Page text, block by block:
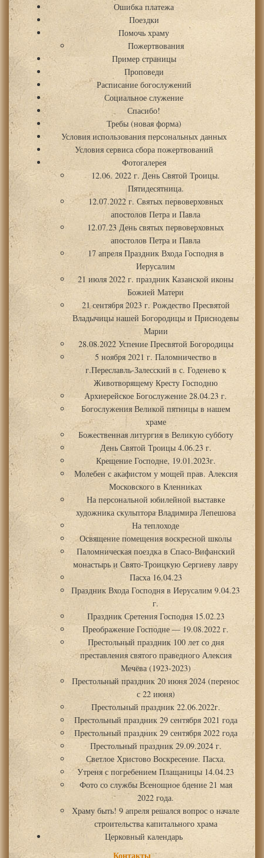
Ошибка платежа
Поездки
Помочь храму
Пожертвования
Пример страницы
Проповеди
Расписание богослужений
Социальное служение
Спасибо!
Требы (новая форма)
Условия использования персональных данных
Условия сервиса сбора пожертвований
Фотогалерея
12.06. 2022 г. День Святой Троицы.
Пятидесятница.
12.07.2022 г. Святых первоверховных
апостолов Петра и Павла
12.07.23 День святых первоверховных
апостолов Петра и Павла
17 апреля Праздник Входа Господня в
Иерусалим
21 июля 2022 г. праздник Казанской иконы
Божией Матери
21 сентября 2023 г. Рождество Пресвятой
Владычицы нашей Богородицы и Приснодевы
Марии
28.08.2022 Успение Пресвятой Богородицы
5 ноября 2021 г. Паломничество в
г.Переславль-Залесский в с. Годенево к
Животворящему Кресту Господню
Архиерейское Богослужение 28.04.23 г.
Богослужения Великой пятницы в нашем
храме
Божественная литургия в Великую субботу
День Святой Троицы 4.06.23 г.
Крещение Господне, 19.01.2023г.
Молебен с акафистом у мощей прав. Алексия
Московского в Кленниках
На персональной юбилейной выставке
художника скульптора Владимира Лепешова
На теплоходе
Освящение помещения воскресной школы
Паломническая поездка в Спасо-Вифанский
монастырь и Свято-Троицкую Сергиеву лавру
Пасха 16.04.23
Праздник Входа Господня в Иерусалим 9.04.23
г.
Праздник Сретения Господня 15.02.23
Преображение Господне — 19.08.2022 г.
Престольный праздник 100 лет со дня
преставления святого праведного Алексия
Мечёва (1923-2023)
Престольный праздник 20 июня 2024 (перенос
с 22 июня)
Престольный праздник 22.06.2022г.
Престольный праздник 29 сентября 2021 года
Престольный праздник 29 сентября 2022 года
Престольный праздник 29.09.2024 г.
Светлое Христово Воскресение. Пасха.
Утреня с погребением Плащаницы 14.04.23
Фото со службы Всенощное бдение 21 мая
2022 года.
Храму быть! 9 апреля решался вопрос о начале
строительства капитального храма
Церковный календарь
Контакты